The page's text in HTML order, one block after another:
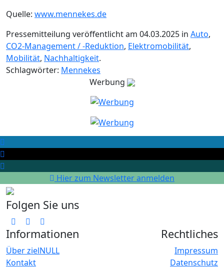
Quelle: www.mennekes.de
Pressemitteilung veröffentlicht am 04.03.2025 in Auto,
CO2-Management / -Reduktion, Elektromobilität,
Mobilität, Nachhaltigkeit.
Schlagwörter: Mennekes
Werbung
Hier zum Newsletter anmelden
Folgen Sie uns
Informationen
Über zielNULL
Kontakt
Rechtliches
Impressum
Datenschutz